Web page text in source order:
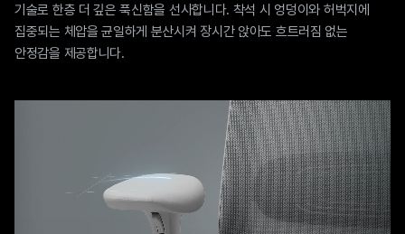
기술로 한층 더 깊은 푹신함을 선사합니다. 착석 시 엉덩이와 허벅지에
집중되는 체압을 균일하게 분산시켜 장시간 앉아도 흐트러짐 없는
안정감을 제공합니다.